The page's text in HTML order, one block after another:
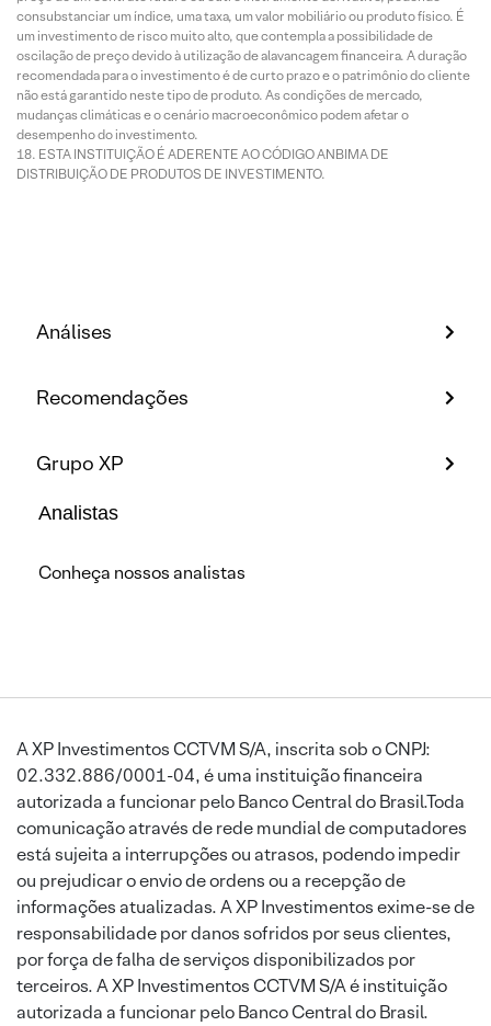
consubstanciar um índice, uma taxa, um valor mobiliário ou produto físico. É
um investimento de risco muito alto, que contempla a possibilidade de
oscilação de preço devido à utilização de alavancagem financeira. A duração
recomendada para o investimento é de curto prazo e o patrimônio do cliente
não está garantido neste tipo de produto. As condições de mercado,
mudanças climáticas e o cenário macroeconômico podem afetar o
desempenho do investimento.
ESTA INSTITUIÇÃO É ADERENTE AO CÓDIGO ANBIMA DE
DISTRIBUIÇÃO DE PRODUTOS DE INVESTIMENTO.
Análises
Recomendações
Grupo XP
Analistas
Conheça nossos analistas
A XP Investimentos CCTVM S/A, inscrita sob o CNPJ:
02.332.886/0001-04, é uma instituição financeira
autorizada a funcionar pelo Banco Central do Brasil.Toda
comunicação através de rede mundial de computadores
está sujeita a interrupções ou atrasos, podendo impedir
ou prejudicar o envio de ordens ou a recepção de
informações atualizadas. A XP Investimentos exime-se de
responsabilidade por danos sofridos por seus clientes,
por força de falha de serviços disponibilizados por
terceiros. A XP Investimentos CCTVM S/A é instituição
autorizada a funcionar pelo Banco Central do Brasil.